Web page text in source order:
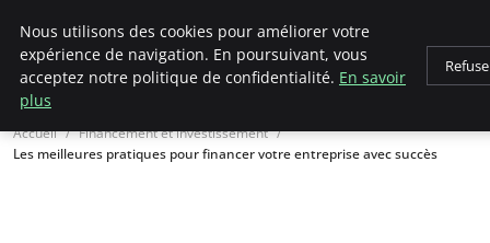
LECFCM
Accueil
Financement et investissement
Les meilleures pratiques pour financer votre entreprise avec succès
Nous utilisons des cookies pour améliorer votre
expérience de navigation. En poursuivant, vous
acceptez notre politique de confidentialité. En savoir
plus